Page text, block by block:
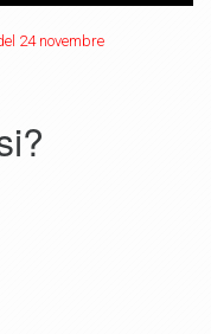
24 novembre